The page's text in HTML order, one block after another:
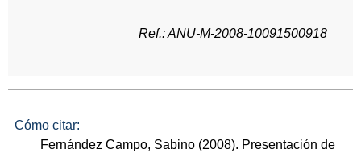
Ref.: ANU-M-2008-10091500918
Cómo citar:
Fernández Campo, Sabino (2008). Presentación de